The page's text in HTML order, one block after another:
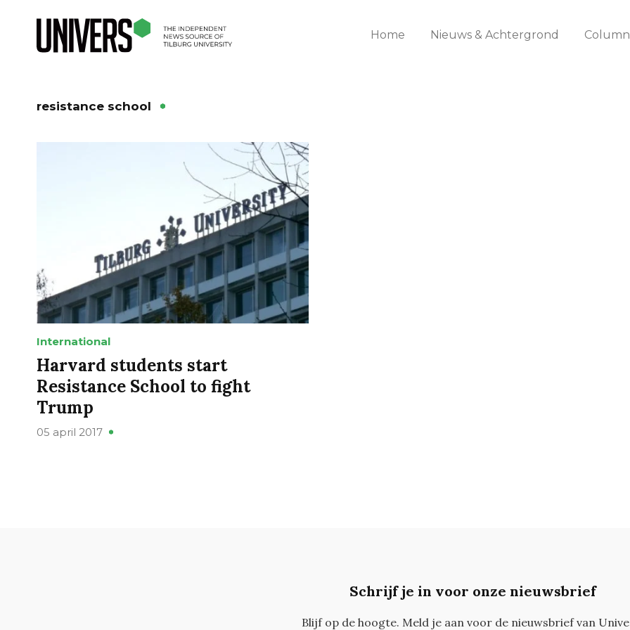
Home Nieuws & Achtergrond
resistance school
International
Harvard students start
Resistance School to fight
Trump
05 april 2017
Schrijf je in voor onze nieuwsbrief
Blijf op de hoogte. Meld je aan voor de nieuwsbrief van